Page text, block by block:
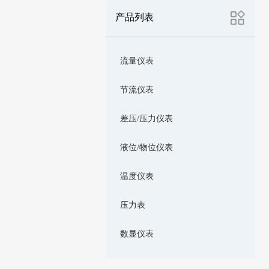
产品列表
流量仪表
节流仪表
差压/压力仪表
液位/物位仪表
温度仪表
压力表
数显仪表